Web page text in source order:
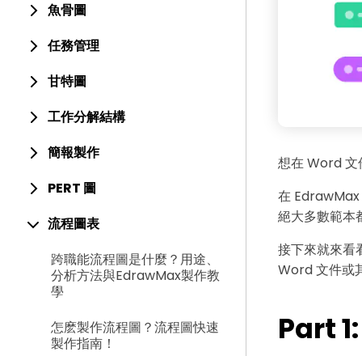
魚骨圖
任務管理
甘特圖
工作分解結構
簡報製作
PERT 圖
流程圖表
跨職能流程圖是什麼？用途、
分析方法與EdrawMax製作教
學
怎麽製作流程圖？流程圖快速
製作指南！
想在 Word 文
在 EdrawMax
絕大多數範本
接下來就來看
Word 文件或
Part